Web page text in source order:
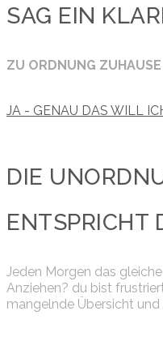
SAG EIN
ZU ORDNUNG
JA - GENAU DAS WILL
DIE
ENTSPRICHT
Jeden Morgen das
Anziehen? du bist
mangelnde Übersicht